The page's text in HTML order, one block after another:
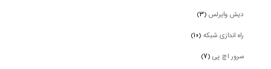
دیش وایرلس(۳)
راه اندازی شبکه(۱۰)
سرور اچ پی(۷)